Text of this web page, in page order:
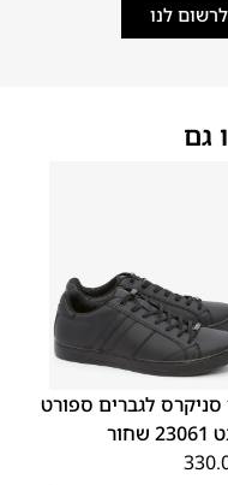
לנו
גם
40
41
42
43
44
45
סניקרס לגברים ספורט